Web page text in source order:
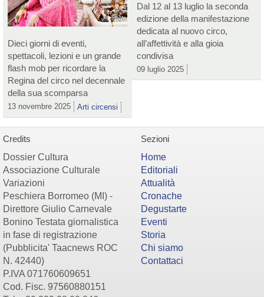
Dieci giorni di eventi,
spettacoli, lezioni e un grande
flash mob per ricordare la
Regina del circo nel decennale
della sua scomparsa
13 novembre 2025 Arti circensi
Dal 12 al 13 luglio la seconda
edizione della manifestazione
dedicata al nuovo circo,
all’affettività e alla gioia
condivisa
09 luglio 2025
Credits
Dossier Cultura
Associazione Culturale
Variazioni
Peschiera Borromeo (MI) -
Direttore Giulio Carnevale
Bonino Testata giornalistica
in fase di registrazione
(Pubblicita' Taacnews ROC
N. 42440)
P.IVA 071760609651
Cod. Fisc. 97560880151
Sezioni
Home
Editoriali
Attualità
Cronache
Degustarte
Eventi
Storia
Chi siamo
Contattaci